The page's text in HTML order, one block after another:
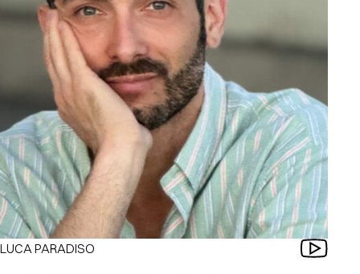
LUCA PARADISO